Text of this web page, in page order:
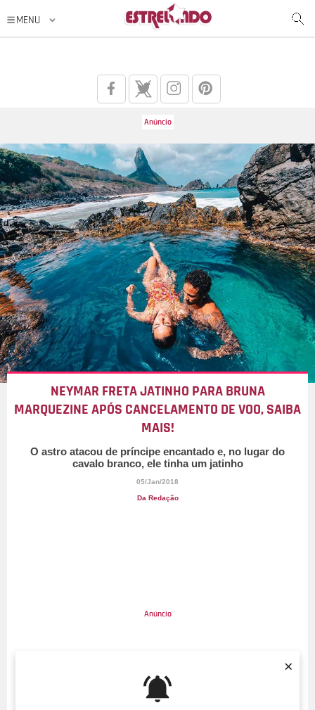
×
NEYMAR FRETA JATINHO PARA BRUNA
MARQUEZINE APÓS CANCELAMENTO DE VOO, SAIBA
MAIS!
O astro atacou de príncipe encantado e, no lugar do
cavalo branco, ele tinha um jatinho
05/Jan/2018
Da Redação